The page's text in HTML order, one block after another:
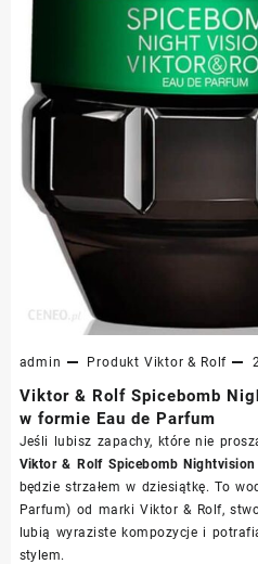
admin Produkt Viktor & Rolf
Viktor & Rolf Spicebomb
w formie Eau de Parfum
Jeśli lubisz zapachy, które nie
Viktor & Rolf Spicebomb
będzie strzałem w dziesiątkę. To
Parfum) od marki Viktor & Rolf,
lubią wyraziste kompozycje i
stylem.